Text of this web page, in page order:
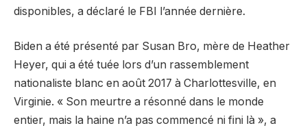
disponibles, a déclaré le FBI l’année dernière.
Biden a été présenté par Susan Bro, mère de Heather
Heyer, qui a été tuée lors d’un rassemblement
nationaliste blanc en août 2017 à Charlottesville, en
Virginie. « Son meurtre a résonné dans le monde
entier, mais la haine n’a pas commencé ni fini là », a